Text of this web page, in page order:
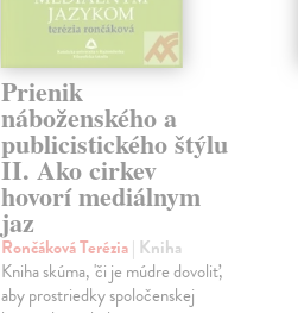
Prienik
náboženského a
publicistického štýlu
II. Ako cirkev
hovorí mediálnym
jaz
Rončáková Terézia| Kniha
Kniha skúma, 'či je múdre dovoliť,
aby prostriedky spoločenskej